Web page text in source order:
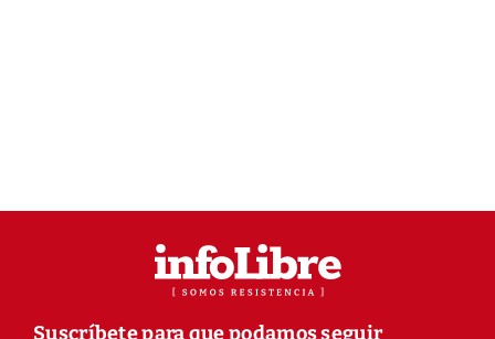
Suscríbete para que podamos seguir